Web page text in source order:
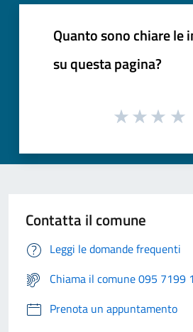
Quanto sono chiare le
su questa pagina?
Contatta il comune
Leggi le domande frequenti
Chiama il comune 095 7199
Prenota un appuntamento